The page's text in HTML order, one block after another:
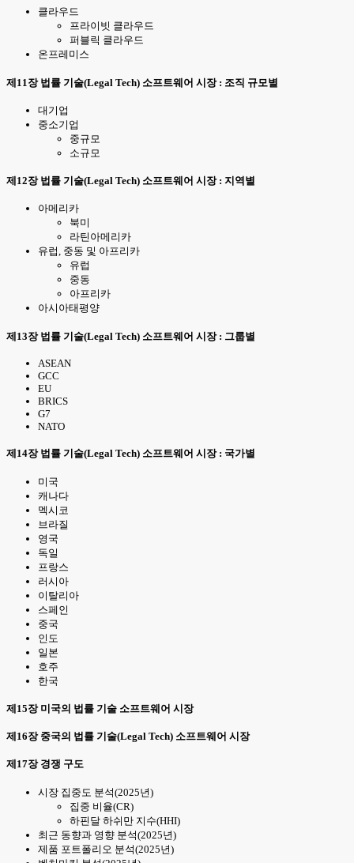
클라우드
프라이빗 클라우드
퍼블릭 클라우드
온프레미스
제11장 법률 기술(Legal Tech) 소프트웨어 시장 : 조직 규모별
대기업
중소기업
중규모
소규모
제12장 법률 기술(Legal Tech) 소프트웨어 시장 : 지역별
아메리카
북미
라틴아메리카
유럽, 중동 및 아프리카
유럽
중동
아프리카
아시아태평양
제13장 법률 기술(Legal Tech) 소프트웨어 시장 : 그룹별
ASEAN
GCC
EU
BRICS
G7
NATO
제14장 법률 기술(Legal Tech) 소프트웨어 시장 : 국가별
미국
캐나다
멕시코
브라질
영국
독일
프랑스
러시아
이탈리아
스페인
중국
인도
일본
호주
한국
제15장 미국의 법률 기술 소프트웨어 시장
제16장 중국의 법률 기술(Legal Tech) 소프트웨어 시장
제17장 경쟁 구도
시장 집중도 분석(2025년)
집중 비율(CR)
하핀달 하쉬만 지수(HHI)
최근 동향과 영향 분석(2025년)
제품 포트폴리오 분석(2025년)